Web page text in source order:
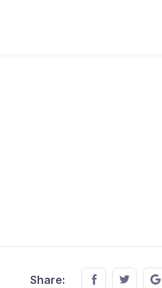
Share: Share this on
Share